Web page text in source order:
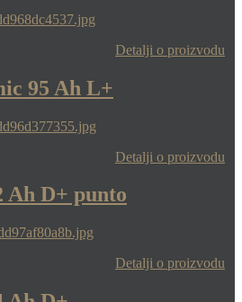
Detalji o proizvodu
95 Ah L+
Detalji o proizvodu
Ah D+ punto
Detalji o proizvodu